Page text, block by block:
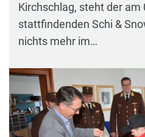
Kirchschlag, steht der am
stattfindenden Schi &
nichts mehr im…